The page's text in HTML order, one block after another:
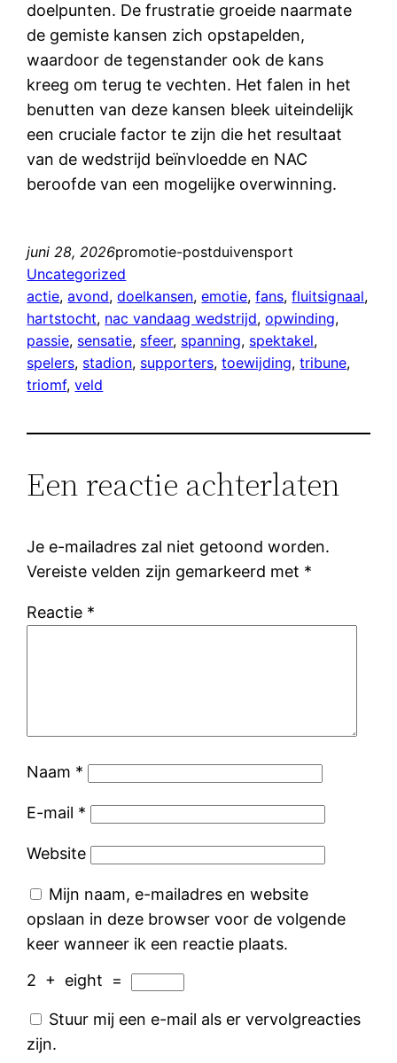
doelpunten. De frustratie groeide naarmate
de gemiste kansen zich opstapelden,
waardoor de tegenstander ook de kans
kreeg om terug te vechten. Het falen in het
benutten van deze kansen bleek uiteindelijk
een cruciale factor te zijn die het resultaat
van de wedstrijd beïnvloedde en NAC
beroofde van een mogelijke overwinning.
juni 28, 2026promotie-postduivensport
Uncategorized
actie, avond, doelkansen, emotie, fans, fluitsignaal
hartstocht, nac vandaag wedstrijd, opwinding
passie, sensatie, sfeer, spanning, spektakel
spelers, stadion, supporters, toewijding, tribune
triomf, veld
Een reactie achterlaten
Je e-mailadres zal niet getoond worden.
Vereiste velden zijn gemarkeerd met *
Reactie *
Naam *
E-mail *
Website
Mijn naam, e-mailadres en website
opslaan in deze browser voor de volgende
keer wanneer ik een reactie plaats.
2 + eight =
Stuur mij een e-mail als er vervolgreacties
zijn.